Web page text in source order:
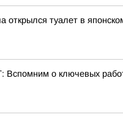
открылся туалет в
о ключевых